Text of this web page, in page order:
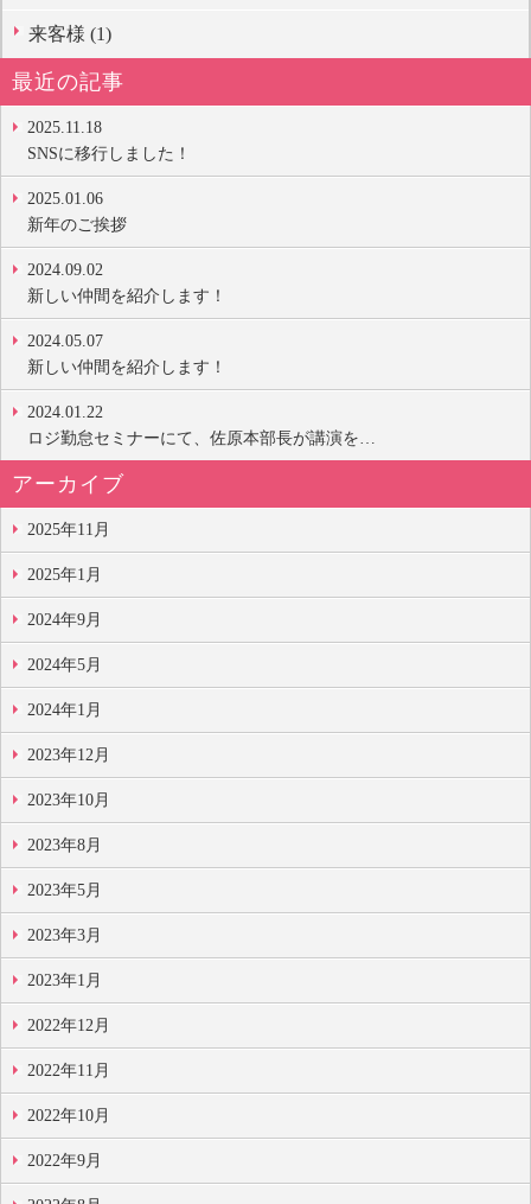
来客様 (1)
最近の記事
2025.11.18
SNSに移行しました！
2025.01.06
新年のご挨拶
2024.09.02
新しい仲間を紹介します！
2024.05.07
新しい仲間を紹介します！
2024.01.22
ロジ勤怠セミナーにて、佐原本部長が講演を…
アーカイブ
2025年11月
2025年1月
2024年9月
2024年5月
2024年1月
2023年12月
2023年10月
2023年8月
2023年5月
2023年3月
2023年1月
2022年12月
2022年11月
2022年10月
2022年9月